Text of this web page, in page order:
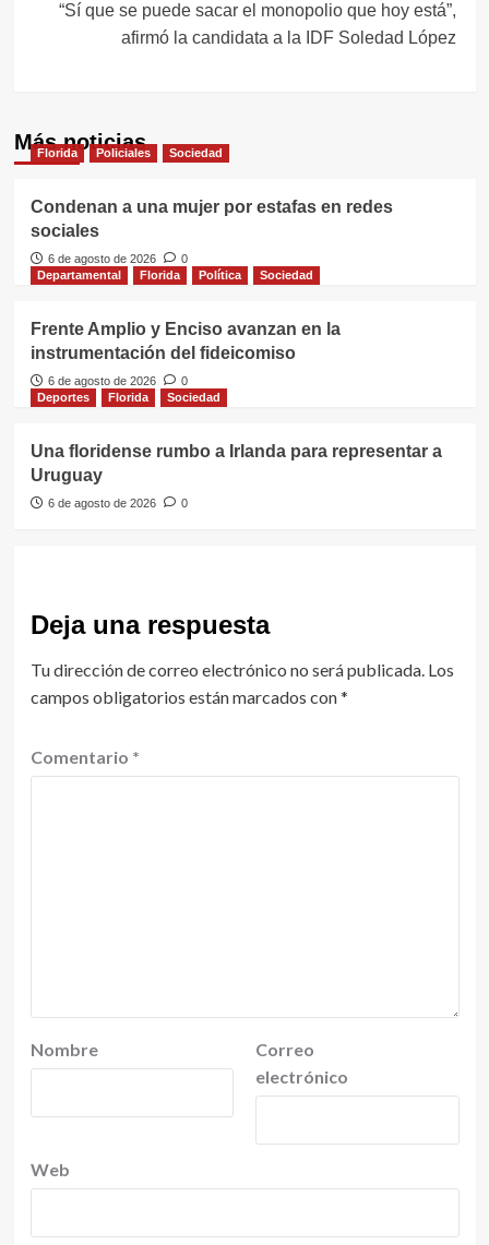
“Sí que se puede sacar el monopolio que hoy está”,
afirmó la candidata a la IDF Soledad López
Más noticias
Florida Policiales Sociedad
Condenan a una mujer por estafas en redes
sociales
6 de agosto de 2026
0
Departamental
Florida Política Sociedad
Frente Amplio y Enciso avanzan en la
instrumentación del fideicomiso
6 de agosto de 2026
0
Deportes
Florida Sociedad
Una floridense rumbo a Irlanda para representar a
Uruguay
6 de agosto de 2026 0
Deja una respuesta
Tu dirección de correo electrónico no será publicada. Los
campos obligatorios están marcados con*
Comentario *
Nombre
Correo
electrónico
Web